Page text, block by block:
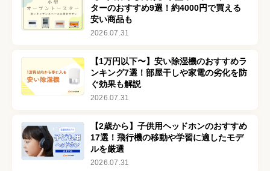
ターのおすすめ9選！約4000円で買える
安い商品も
2026.07.31
【1万円以下〜】安い除湿機のおすすめラ
ンキング7選！部屋干しや家電の劣化を防
ぐ効果も解説
2026.07.31
【2歳から】子供用ヘッドホンのおすすめ
17選！飛行機の移動や学習に適したモデ
ルを厳選
2026.07.31